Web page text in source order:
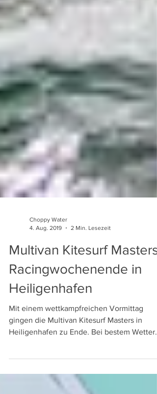
Choppy Water
4. Aug. 2019
2 Min. Lesezeit
Multivan Kitesurf Masters
Racingwochenende in
Heiligenhafen
Heiligenhafen zu Ende. Bei bestem Wetter
konnten über das...